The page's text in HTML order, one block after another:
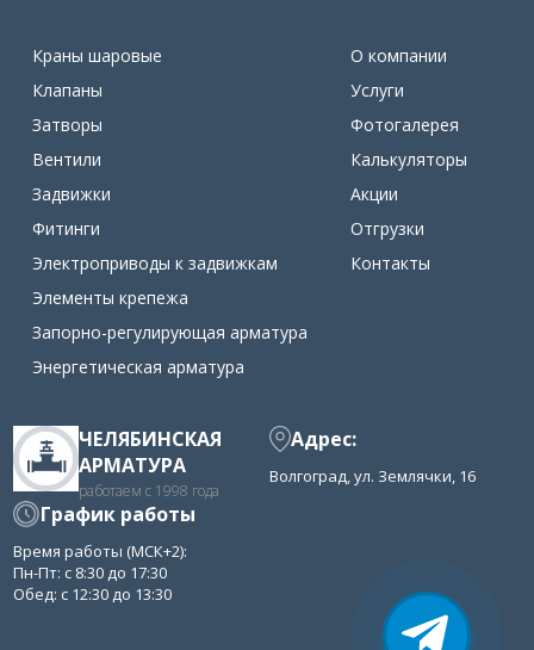
Краны шаровые
Клапаны
Затворы
Вентили
Задвижки
Фитинги
Электроприводы к задвижкам
Элементы крепежа
Запорно-регулирующая арматура
Энергетическая арматура
О компании
Услуги
Фотогалерея
Калькуляторы
Акции
Отгрузки
Контакты
ЧЕЛЯБИНСКАЯ
АРМАТУРА
работаем с 1998 года
Адрес:
Волгоград, ул. Землячки, 16
График работы
Время работы (МСК+2):
Пн-Пт: с 8:30 до 17:30
Обед: с 12:30 до 13:30